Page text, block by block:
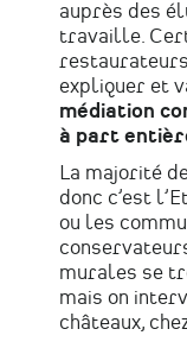
auprès des
travaille.
expliquer et
médiation
à part
La majorité
donc c’est
ou les
murales se
mais on
châteaux,